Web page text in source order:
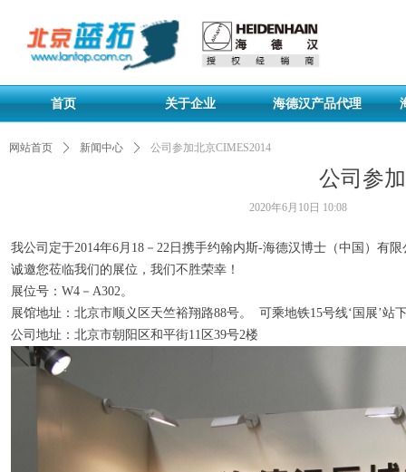
首页 关于企业 海德汉产品代理
公司参
网站首页 ꄲ 新闻中心 ꄲ 公司参加北京CIMES2014
我公司定于2014年6月18－22日携手约翰内斯-海德汉博士（中国）有
诚邀您莅临我们的展位，我们不胜荣幸！
展位号：W4－A302。
展馆地址：北京市顺义区天竺裕翔路88号。 可乘地铁15号线‘国展’站
公司地址：北京市朝阳区和平街11区39号2楼
2020年6月10日 10:08